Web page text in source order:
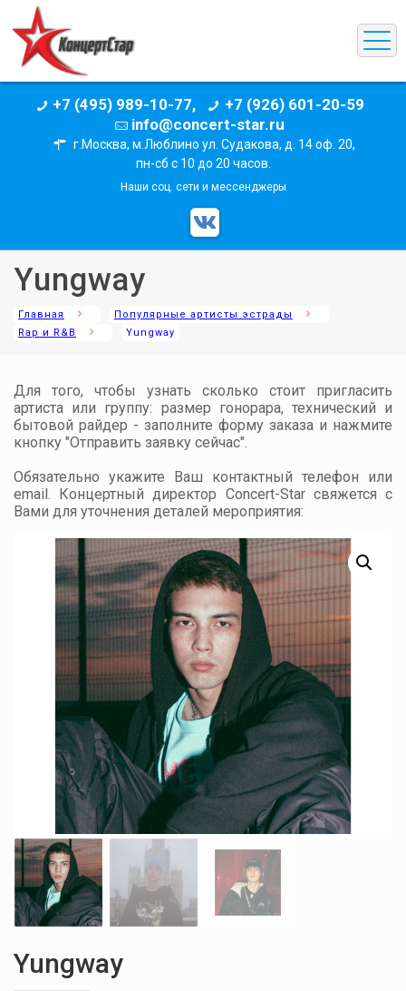
+7 (495) 989-10-77,
+7 (926) 601-20-59
info@concert-star.ru
г.Москва, м.Люблино ул. Судакова, д. 14 оф. 20,
пн-сб с 10 до 20 часов.
Наши соц. сети и мессенджеры
Yungway
Главная
Популярные артисты эстрады
Rap и R&B
Yungway
Для того, чтобы узнать сколько стоит пригласить
артиста или группу: размер гонорара, технический и
бытовой райдер - заполните форму заказа и нажмите
кнопку "Отправить заявку сейчас".
Обязательно укажите Ваш контактный телефон или
email. Концертный директор Concert-Star свяжется с
Вами для уточнения деталей мероприятия:
Yungway